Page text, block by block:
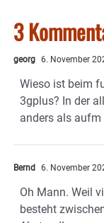
3
georg 6. November
Wieso ist beim
3gplus? In der
anders als
Bernd 6. November
Oh Mann. Weil
besteht